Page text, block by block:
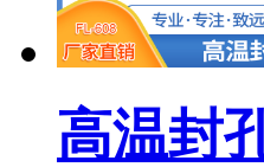
高温封